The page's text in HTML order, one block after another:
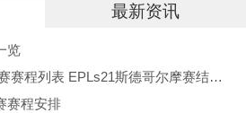
，多种模式可以自由尝试，具有
会增加，后期会慢慢叠加，非
最新资讯
览
程列表 EPLs21斯德哥尔摩赛结果公布
赛程安排